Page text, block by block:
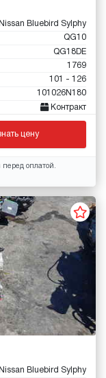
Nissan Bluebird Sylphy
QG10
QG18DE
1769
101 - 126
101026N180
Контракт
цену
перед оплатой.
Nissan Bluebird Sylphy